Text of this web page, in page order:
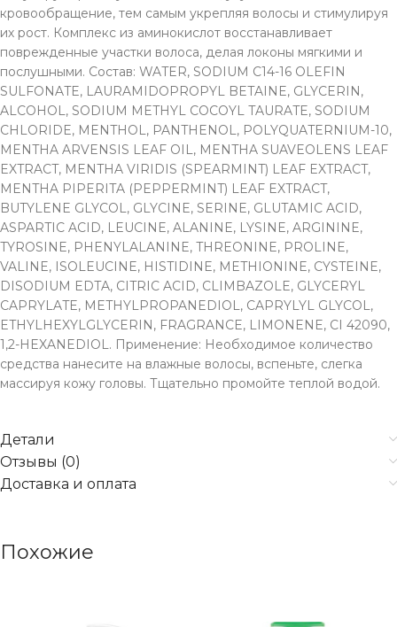
кровообращение, тем самым укрепляя волосы и стимулируя
их рост. Комплекс из аминокислот восстанавливает
поврежденные участки волоса, делая локоны мягкими и
послушными. Состав: WATER, SODIUM C14-16 OLEFIN
SULFONATE, LAURAMIDOPROPYL BETAINE, GLYCERIN,
ALCOHOL, SODIUM METHYL COCOYL TAURATE, SODIUM
CHLORIDE, MENTHOL, PANTHENOL, POLYQUATERNIUM-10,
MENTHA ARVENSIS LEAF OIL, MENTHA SUAVEOLENS LEAF
EXTRACT, MENTHA VIRIDIS (SPEARMINT) LEAF EXTRACT,
MENTHA PIPERITA (PEPPERMINT) LEAF EXTRACT,
BUTYLENE GLYCOL, GLYCINE, SERINE, GLUTAMIC ACID,
ASPARTIC ACID, LEUCINE, ALANINE, LYSINE, ARGININE,
TYROSINE, PHENYLALANINE, THREONINE, PROLINE,
VALINE, ISOLEUCINE, HISTIDINE, METHIONINE, CYSTEINE,
DISODIUM EDTA, CITRIC ACID, CLIMBAZOLE, GLYCERYL
CAPRYLATE, METHYLPROPANEDIOL, CAPRYLYL GLYCOL,
ETHYLHEXYLGLYCERIN, FRAGRANCE, LIMONENE, CI 42090,
1,2-HEXANEDIOL. Применение: Необходимое количество
средства нанесите на влажные волосы, вспеньте, слегка
массируя кожу головы. Тщательно промойте теплой водой.
Детали
Отзывы (0)
Доставка и оплата
Похожие